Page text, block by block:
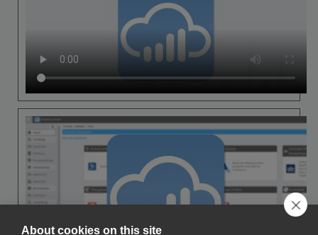
About cookies on this site